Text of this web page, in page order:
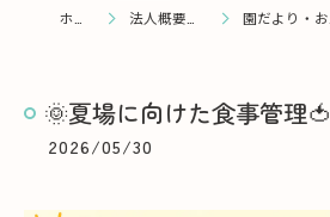
法人概要・理念 園だより・お知らせ
🌞夏場に向けた食事管理🍅
2026/05/30